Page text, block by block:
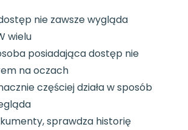
nie zawsze wygląda
wielu
posiadająca dostęp nie
na oczach
częściej działa w sposób
sprawdza historię